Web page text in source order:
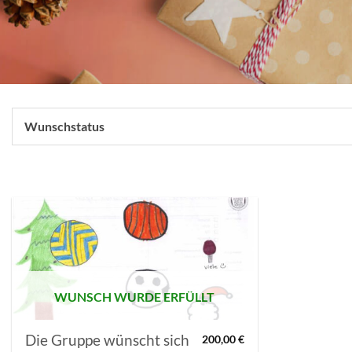
Wunschstatus
AUF MEINE
MERKLISTE
SETZEN
WUNSCH WURDE ERFÜLLT
Die Gruppe wünscht sich
200,00€